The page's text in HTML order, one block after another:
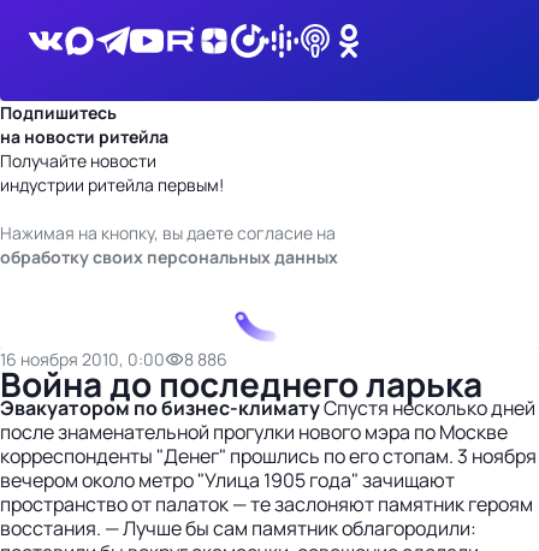
Подпишитесь
на новости ритейла
Получайте новости
индустрии ритейла первым!
Нажимая на кнопку, вы даете согласие на
обработку своих персональных данных
16 ноября 2010, 0:00 8 886
Война до последнего ларька
Эвакуатором по бизнес-климатуСпустя несколько дней
после знаменательной прогулки нового мэра по Москве
корреспонденты "Денег" прошлись по его стопам. 3 ноября
вечером около метро "Улица 1905 года" зачищают
пространство от палаток — те заслоняют памятник героям
восстания. — Лучше бы сам памятник облагородили: